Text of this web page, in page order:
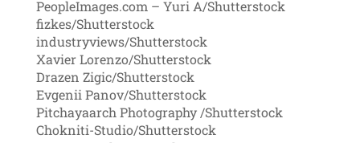
PeopleImages.com – Yuri A/Shutterstock
fizkes/Shutterstock
industryviews/Shutterstock
Xavier Lorenzo/Shutterstock
Drazen Zigic/Shutterstock
Evgenii Panov/Shutterstock
Pitchayaarch Photography /Shutterstock
Chokniti-Studio/Shutterstock